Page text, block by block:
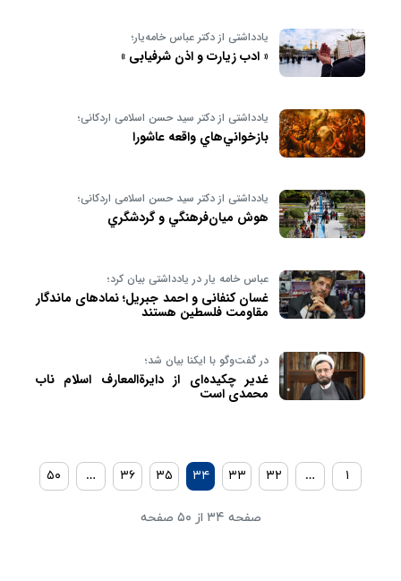
یادداشتی از دکتر عباس خامه‌یار؛
« ادب زیارت و اذن شرفیابی »
یادداشتی از دکتر سید حسن اسلامی اردکانی؛
بازخواني‌هاي واقعه عاشورا
یادداشتی از دکتر سید حسن اسلامی اردکانی؛
هوش ميان‌فرهنگي و گردشگري
عباس خامه یار در یادداشتی بیان کرد؛
غسان کنفانی و احمد جبریل؛ نمادهای ماندگار
مقاومت فلسطین هستند
در گفت‌وگو با ایکنا بیان شد؛
غدیر چکیده‌ای از دایرةالمعارف اسلام ناب
محمدی است
صفحه ۳۴ از ۵۰ صفحه
۱ … ۳۲ ۳۳ ۳۴ ۳۵ ۳۶ … ۵۰